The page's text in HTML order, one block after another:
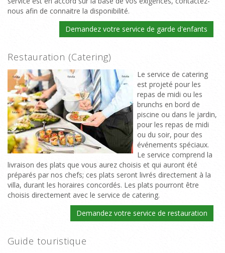
nous afin de connaitre la disponibilité.
Demandez votre service de garde d'enfants
Restauration (Catering)
Le service de catering
est projeté pour les
repas de midi ou les
brunchs en bord de
piscine ou dans le jardin,
pour les repas de midi
ou du soir, pour des
événements spéciaux.
Le service comprend la
livraison des plats que vous aurez choisis et qui auront été
préparés par nos chefs; ces plats seront livrés directement à la
villa, durant les horaires concordés. Les plats pourront être
choisis directement avec le service de catering.
Demandez votre service de restauration
Guide touristique